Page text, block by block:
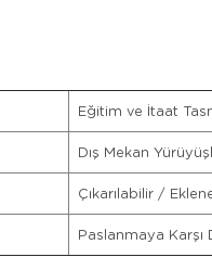
Eğitim ve İtaat
Dış Mekan
Çıkarılabilir /
Paslanmaya Karşı